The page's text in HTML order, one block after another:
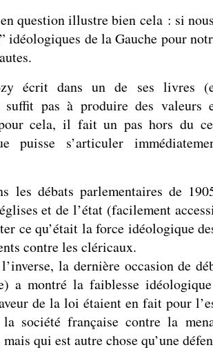
question illustre bien cela : si
idéologiques de la Gauche pour
écrit dans un de ses livres
suffit pas à produire des
cela, il fait un pas hors du
puisse s’articuler
les débats parlementaires de
et de l’état (facilement
ce qu’était la force idéologique
contre les cléricaux.
la dernière occasion de
a montré la faiblesse
de la loi étaient en fait pour
société française contre la
qui est autre chose qu’une